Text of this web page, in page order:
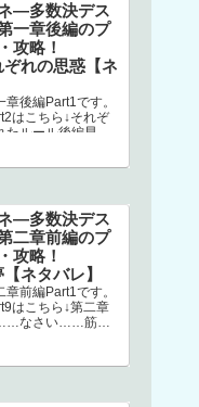
ネ―多数決デス
一章後編のプ
攻略！
れの思惑【ネ
後編Part1です。
はこちら↓それぞ
ルール後編早々
ネ―多数決デス
二章前編のプ
攻略！
ネタバレ】
前編Part1です。
はこちら↓第二章
なさい……筋肉